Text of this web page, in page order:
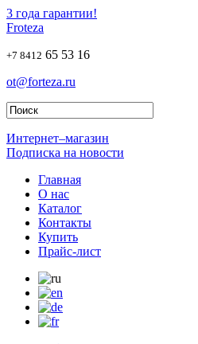
3 года гарантии!
Froteza
+7 8412 65 53 16
ot@forteza.ru
Интернет–магазин
Подписка на новости
Главная
О нас
Каталог
Контакты
Купить
Прайс-лист